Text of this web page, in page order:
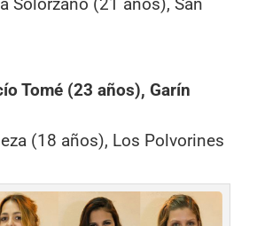
Solórzano (21 años), San
Tomé (23 años), Garín
(18 años), Los Polvorines